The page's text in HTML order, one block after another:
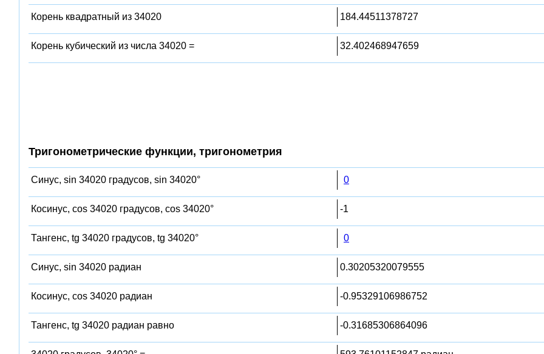
Корень квадратный из 34020 184.44511378727
Корень кубический из числа 34020 = 32.402468947659
Тригонометрические функции, тригонометрия
Синус, sin 34020 градусов, sin 34020° 0
Косинус, cos 34020 градусов, cos 34020° -1
Тангенс, tg 34020 градусов, tg 34020° 0
Синус, sin 34020 радиан 0.30205320079555
Косинус, cos 34020 радиан -0.95329106986752
Тангенс, tg 34020 радиан равно -0.31685306864096